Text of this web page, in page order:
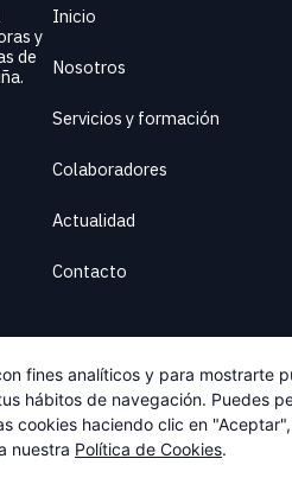
y
de
Inicio
Nosotros
Servicios y formación
Colaboradores
Actualidad
Contacto
fines analíticos y para mostrarte
hábitos de navegación. Puedes
cookies haciendo clic en
nuestra Política de Cookies.